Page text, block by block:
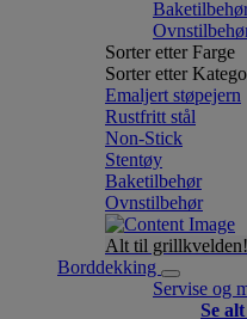
Sorter etter Farge
Sorter etter
Emaljert støpejern
Rustfritt stål
Non-Stick
Stentøy
Baketilbehør
Ovnstilbehør
Alt til grillkvelden!
Borddekking
Servise og
Se